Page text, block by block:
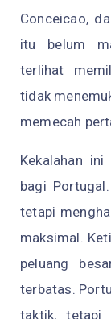
Conceicao,
itu belum
terlihat
tidak
memecah
Kekalahan
bagi
tetapi
maksimal.
peluang
terbatas.
taktik, tetapi